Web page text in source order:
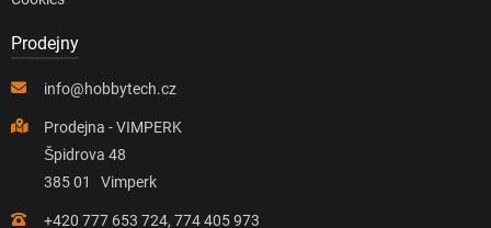
Prodejny
info@hobbytech.cz
Prodejna - VIMPERK
Špidrova 48
385 01 Vimperk
+420 777 653 724, 774 405 973